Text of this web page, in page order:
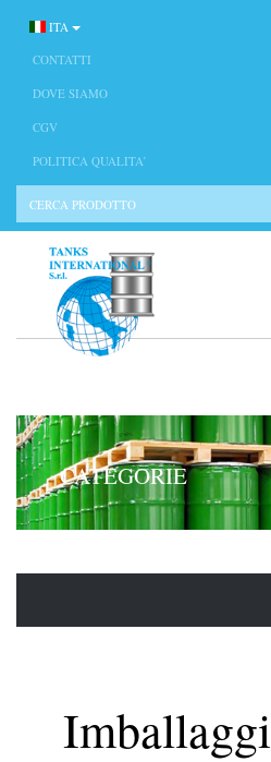
ITA
CONTATTI
DOVE SIAMO
CGV
POLITICA QUALITA’
CATEGORIE